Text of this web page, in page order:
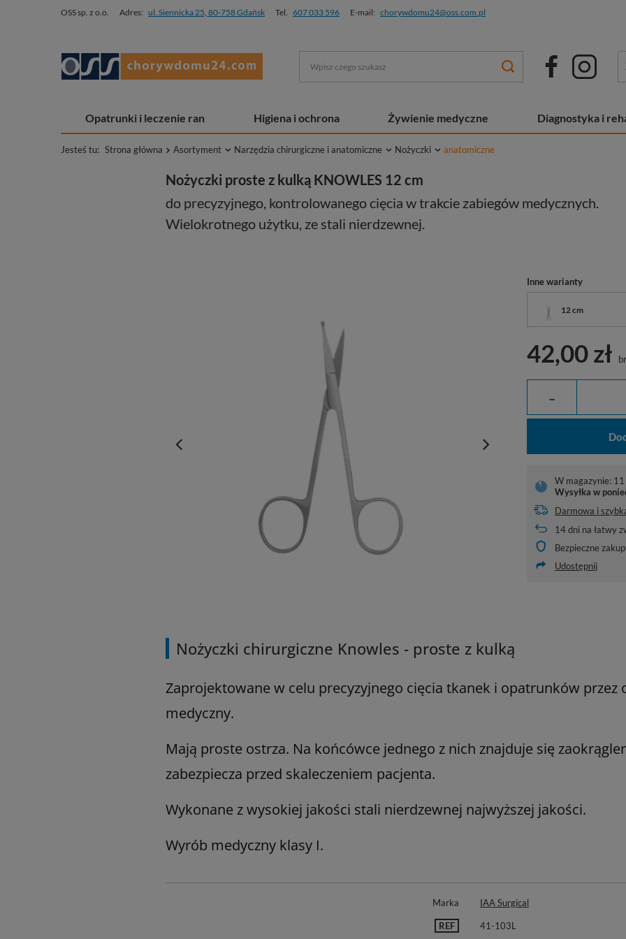
OSS sp. z o.o. Adres: ul. Siennicka 25, 80-758 Gdańsk Tel. 607 033 596 E-mail: chorywdomu24@oss.com.pl
Opatrunki i leczenie ran Higiena i ochrona Żywienie medyczne Diagnostyka i
Jesteś tu: Strona główna Asortyment Narzędzia chirurgiczne i anatomiczne Nożyczki anatomiczne
Nożyczki proste z kulką KNOWLES 12 cm
do precyzyjnego, kontrolowanego cięcia w trakcie zabiegów medycznych.
Wielokrotnego użytku, ze stali nierdzewnej.
Inne warianty
12 cm
42,00 zł
-
W magazynie:
Wysyłkaw
Darmowa i
14dni na łatwy
Bezpieczne
Udostępnij
Nożyczki chirurgiczne Knowles - proste z kulką
Zaprojektowane w celu precyzyjnego cięcia tkanek i opatrunków przez
medyczny.
Mają proste ostrza. Na końcówce jednego z nich znajduje się
zabezpiecza przed skaleczeniem pacjenta.
Wykonane z wysokiej jakości stali nierdzewnej najwyższej jakości.
Wyrób medyczny klasy I.
Marka IAA Surgical
REF 41-103L